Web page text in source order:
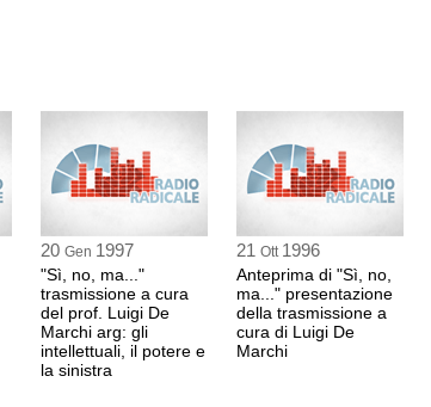
20 Gen 1997
"Sì, no, ma..."
trasmissione a cura
del prof. Luigi De
Marchi arg: gli
intellettuali, il potere e
la sinistra
21 Ott 1996
Anteprima di "Sì, no,
ma..." presentazione
della trasmissione a
cura di Luigi De
Marchi